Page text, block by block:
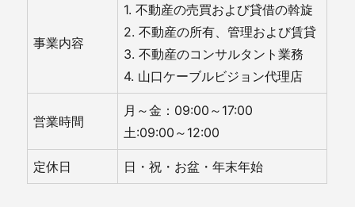
事業内容
1. 不動産の売買および貸借の斡旋
2. 不動産の所有、管理および賃貸
3. 不動産のコンサルタント業務
4. 山口ケーブルビジョン代理店
営業時間
月～金：09:00～17:00
土:09:00～12:00
定休日 日・祝・お盆・年末年始